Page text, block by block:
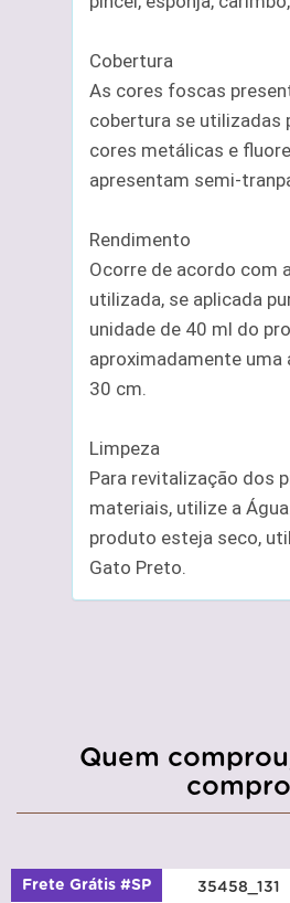
Cobertura
As cores foscas
cobertura se utilizadas
cores metálicas e
apresentam semi-
Rendimento
Ocorre de acordo com
utilizada, se aplicada
unidade de 40 ml do
aproximadamente uma
30 cm.
Limpeza
Para revitalização dos
materiais, utilize a
produto esteja seco,
Gato Preto.
Quem
Frete Grátis #SP